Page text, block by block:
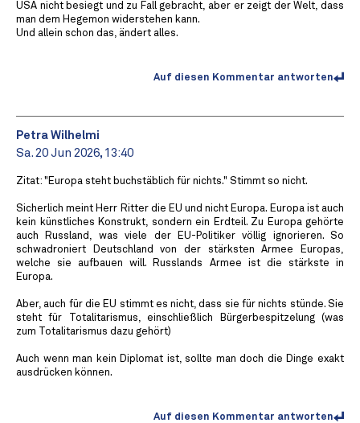
USA nicht besiegt und zu Fall gebracht, aber er zeigt der Welt, dass
man dem Hegemon widerstehen kann.
Und allein schon das, ändert alles.
Auf diesen Kommentar antworten
Petra Wilhelmi
Sa. 20 Jun 2026, 13:40
Zitat: "Europa steht buchstäblich für nichts." Stimmt so nicht.
Sicherlich meint Herr Ritter die EU und nicht Europa. Europa ist auch
kein künstliches Konstrukt, sondern ein Erdteil. Zu Europa gehörte
auch Russland, was viele der EU-Politiker völlig ignorieren. So
schwadroniert Deutschland von der stärksten Armee Europas,
welche sie aufbauen will. Russlands Armee ist die stärkste in
Europa.
Aber, auch für die EU stimmt es nicht, dass sie für nichts stünde. Sie
steht für Totalitarismus, einschließlich Bürgerbespitzelung (was
zum Totalitarismus dazu gehört)
Auch wenn man kein Diplomat ist, sollte man doch die Dinge exakt
ausdrücken können.
Auf diesen Kommentar antworten